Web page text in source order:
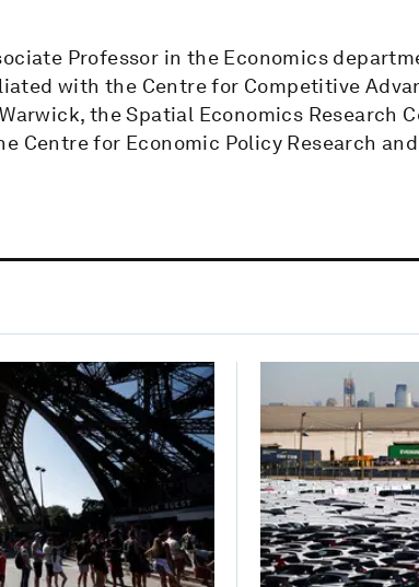
Professor in the Economics
with the Centre for Competitive
the Spatial Economics Research
Centre for Economic Policy Research